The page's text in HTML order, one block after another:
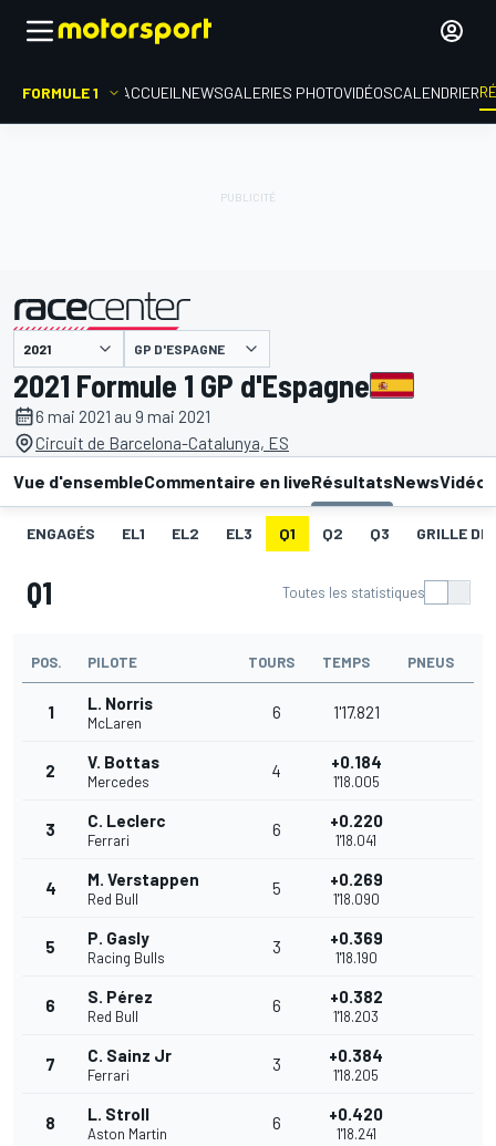
FORMULE 1 ACCUEIL NEWSGALERIES PHOTOVIDÉOSCALENDRIER
présenté par GP D'ESPAGNE
2021 Formule 1 GP d'Espagne
6 mai 2021 au 9 mai 2021
Circuit de Barcelona-Catalunya, ES
Vue d'ensembleCommentaire en liveRésultatsNewsVidéos
ENGAGÉS EL1 EL2 EL3 Q1 Q2 Q3 GRILLE DE
Q1 Toutes les statistiques
POS. PILOTE TOURS TEMPS PNEUS
1 L. Norris
McLaren
6 1'17.821
2 V. Bottas
Mercedes
4 +0.184
1'18.005
3 C. Leclerc
Ferrari
6 +0.220
1'18.041
4 M. Verstappen
Red Bull
5 +0.269
1'18.090
5 P. Gasly
Racing Bulls
3 +0.369
1'18.190
6 S. Pérez
Red Bull
6 +0.382
1'18.203
7 C. Sainz Jr
Ferrari
3 +0.384
1'18.205
8 L. Stroll
Aston Martin
6 +0.420
1'18.241